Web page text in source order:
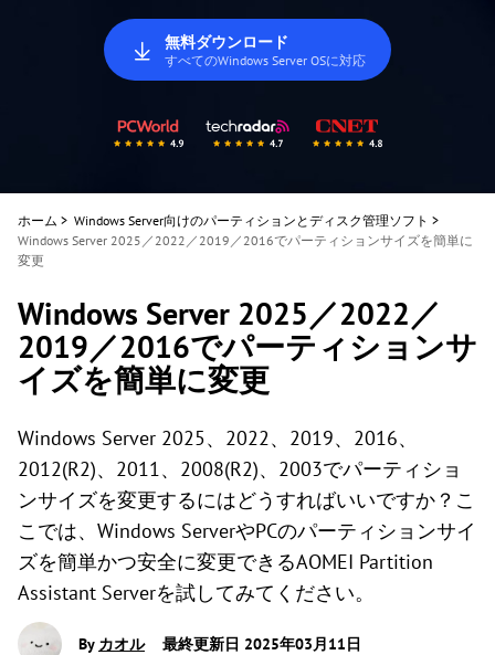
無料ダウンロード
すべてのWindows Server OSに対応
ホーム > Windows Server向けのパーティションとディスク管理ソフト >
Windows Server 2025／2022／2019／2016でパーティションサイズを簡単に
変更
Windows Server 2025／2022／
2019／2016でパーティションサ
イズを簡単に変更
Windows Server 2025、2022、2019、2016、
2012(R2)、2011、2008(R2)、2003でパーティショ
ンサイズを変更するにはどうすればいいですか？こ
こでは、Windows ServerやPCのパーティションサイ
ズを簡単かつ安全に変更できるAOMEI Partition
Assistant Serverを試してみてください。
By カオル
最終更新日 2025年03月11日